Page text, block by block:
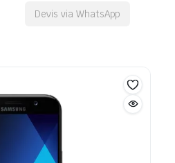
Devis via WhatsApp